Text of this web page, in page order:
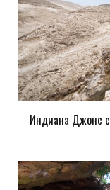
Индиана Джонс